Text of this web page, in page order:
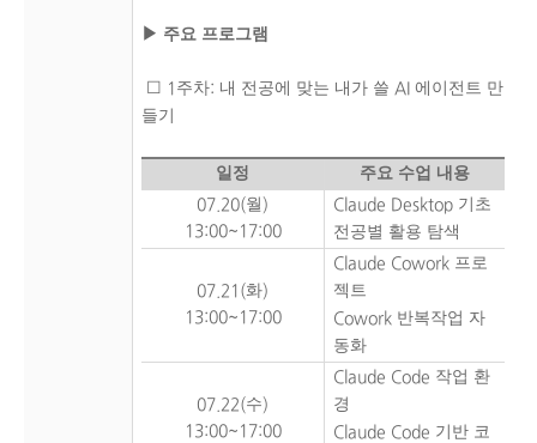
▶ 주요 프로그램
☐ 1 주차: 내 전공에 맞는 내가 쓸 AI 에이전트 만
들기
일정
주요 수업 내용
07.20(월 )
13:00~17:00
Claude Desktop 기초
전공별 활용 탐색
07.21(화)
13:00~17:00
Claude Cowork 프로
젝트
Cowork 반복작업 자
동화
07.22(수)
13:00~17:00
Claude Code 작업 환
경
Claude Code 기반 코